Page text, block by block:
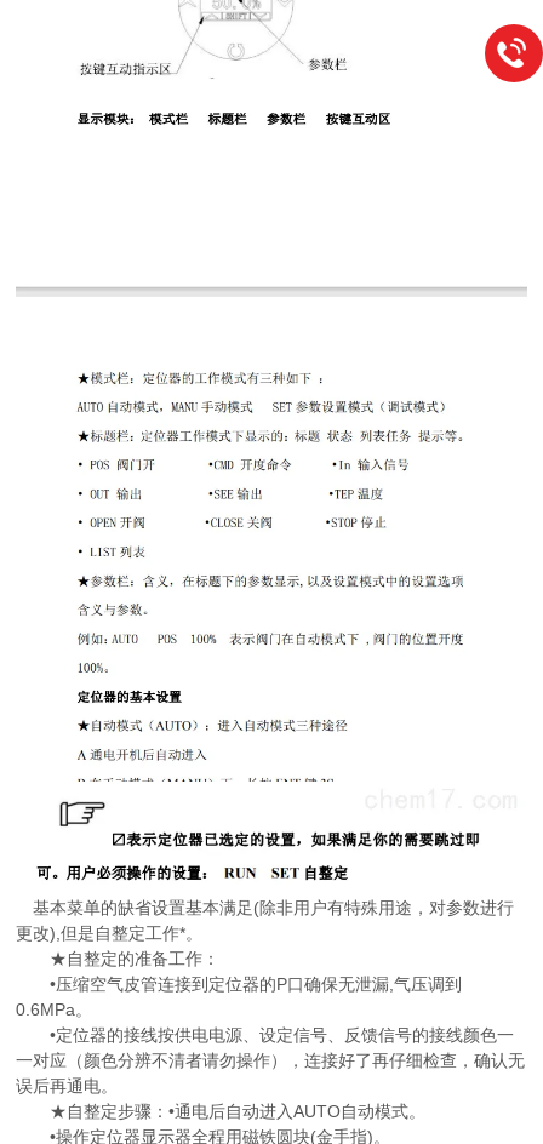
基本菜单的缺省设置基本满足(除非用户有特殊用途，对参数进行
更改),但是自整定工作*。
★自整定的准备工作：
•压缩空气皮管连接到定位器的P口确保无泄漏,气压调到
0.6MPa。
•定位器的接线按供电电源、设定信号、反馈信号的接线颜色一
一对应（颜色分辨不清者请勿操作），连接好了再仔细检查，确认无
误后再通电。
★自整定步骤：•通电后自动进入AUTO自动模式。
•操作定位器显示器全程用磁铁圆块(金手指)。